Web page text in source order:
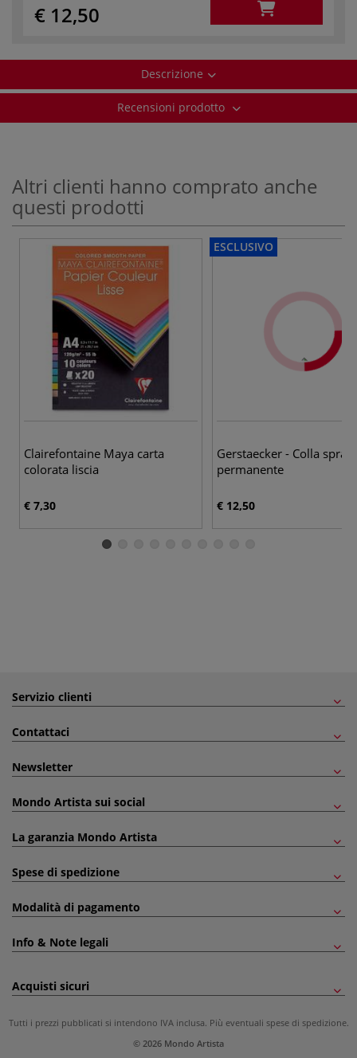
€ 12,50
Descrizione
Recensioni prodotto
Altri clienti hanno comprato anche
questi prodotti
Clairefontaine Maya carta
colorata liscia
€ 7,30
ESCLUSIVO
Gerstaecker - Colla spray
permanente
€ 12,50
Servizio clienti
Contattaci
Newsletter
Mondo Artista sui social
La garanzia Mondo Artista
Spese di spedizione
Modalità di pagamento
Info & Note legali
Acquisti sicuri
Tutti i prezzi pubblicati si intendono IVA inclusa. Più eventuali spese di spedizione.
© 2026 Mondo Artista